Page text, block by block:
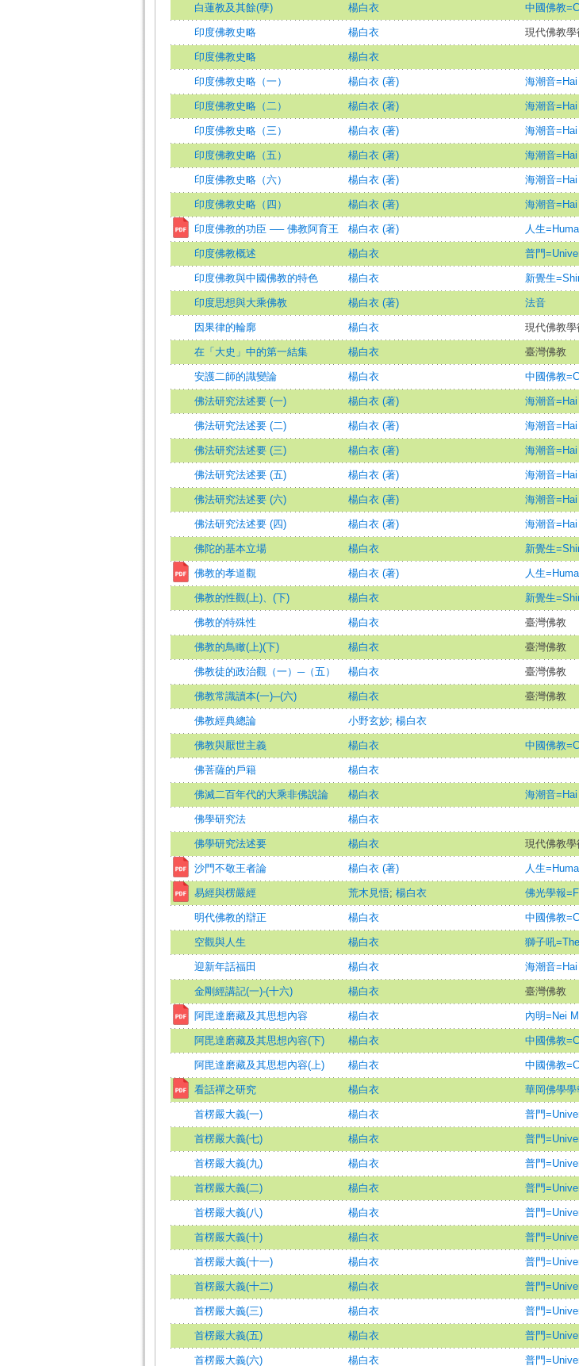
白蓮教及其餘(孽) 楊白衣 中國佛教
印度佛教史略 楊白衣 現代佛教
印度佛教史略 楊白衣
印度佛教史略（一） 楊白衣 (著) 海潮音
印度佛教史略（二） 楊白衣 (著) 海潮音
印度佛教史略（三） 楊白衣 (著) 海潮音
印度佛教史略（五） 楊白衣 (著) 海潮音
印度佛教史略（六） 楊白衣 (著) 海潮音
印度佛教史略（四） 楊白衣 (著) 海潮音
印度佛教的功臣 ── 佛教阿育王 楊白衣 (著) 人生
印度佛教概述 楊白衣 普門
印度佛教與中國佛教的特色 楊白衣 新覺生
印度思想與大乘佛教 楊白衣 (著) 法音
因果律的輪廓 楊白衣 現代佛教
在「大史」中的第一結集 楊白衣 臺灣佛教
安護二師的識變論 楊白衣 中國佛教
佛法研究法述要 (一) 楊白衣 (著) 海潮音
佛法研究法述要 (二) 楊白衣 (著) 海潮音
佛法研究法述要 (三) 楊白衣 (著) 海潮音
佛法研究法述要 (五) 楊白衣 (著) 海潮音
佛法研究法述要 (六) 楊白衣 (著) 海潮音
佛法研究法述要 (四) 楊白衣 (著) 海潮音
佛陀的基本立場 楊白衣 新覺生
佛教的孝道觀 楊白衣 (著) 人生
佛教的性觀(上)、(下) 楊白衣 新覺生
佛教的特殊性 楊白衣 臺灣佛教
佛教的鳥瞰(上)(下) 楊白衣 臺灣佛教
佛教徒的政治觀（一）─（五） 楊白衣 臺灣佛教
佛教常識讀本(一)─(六)
楊白衣 臺灣佛教
佛教經典總論
小野玄妙; 楊白衣
佛教與厭世主義 楊白衣 中國佛教
佛菩薩的戶籍 楊白衣
佛滅二百年代的大乘非佛說論 楊白衣 海潮音
佛學研究法 楊白衣
佛學研究法述要 楊白衣 現代佛教
沙門不敬王者論 楊白衣 (著) 人生
易經與楞嚴經 荒木見悟; 楊白衣 佛光學報
明代佛教的辯正 楊白衣 中國佛教
空觀與人生 楊白衣 獅子吼
迎新年話福田 楊白衣 海潮音
金剛經講記(一)-(十六) 楊白衣 臺灣佛教
阿毘達磨藏及其思想內容
楊白衣 內明=Nei
阿毘達磨藏及其思想內容(下) 楊白衣 中國佛教
阿毘達磨藏及其思想內容(上) 楊白衣 中國佛教
看話禪之研究 楊白衣 華岡佛學
首楞嚴大義(一) 楊白衣 普門
首楞嚴大義(七) 楊白衣 普門
首楞嚴大義(九) 楊白衣 普門
首楞嚴大義(二) 楊白衣 普門
首楞嚴大義(八) 楊白衣 普門
首楞嚴大義(十) 楊白衣 普門
首楞嚴大義(十一) 楊白衣 普門
首楞嚴大義(十二) 楊白衣 普門
首楞嚴大義(三) 楊白衣 普門
首楞嚴大義(五) 楊白衣 普門
首楞嚴大義(六) 楊白衣 普門